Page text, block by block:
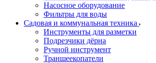
Насосное оборудование
Фильтры для воды
Садовая и коммунальная техника
Инструменты для разметки
Подрезчики дёрна
Ручной инструмент
Траншеекопатели